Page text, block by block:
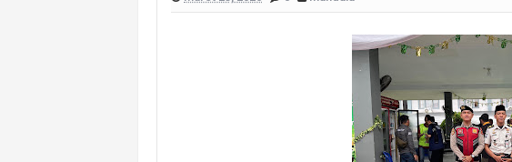
Cegah Kejahatan 3C dan Kecelakaan, Satlantas Polres
Cegah Kejahatan Malam Hari, Polsek Penukal Utara
Polsek Banyuasin II Berhasil Ungkap Pencurian Perangkat
Polres PALI Amankan Terduga Pengedar Ekstasi di Abab,